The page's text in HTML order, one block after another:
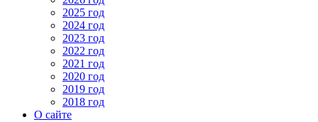
2025 год
2024 год
2023 год
2022 год
2021 год
2020 год
2019 год
2018 год
О сайте